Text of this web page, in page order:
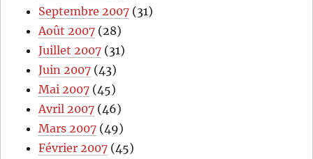
Septembre 2007 (31)
Août 2007 (28)
Juillet 2007 (31)
Juin 2007 (43)
Mai 2007 (45)
Avril 2007 (46)
Mars 2007 (49)
Février 2007 (45)